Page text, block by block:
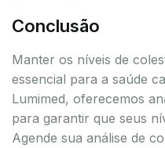
Conclusão
Manter os níveis de
essencial para a saúde
Lumimed, oferecemos
para garantir que seus
Agende sua análise de